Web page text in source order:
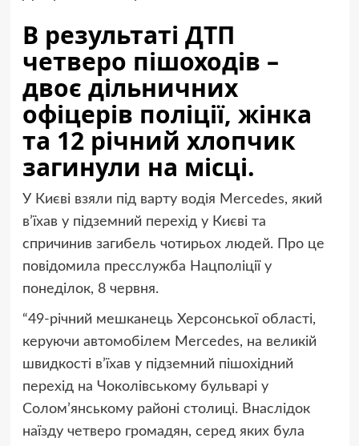
В результаті ДТП
четверо пішоходів –
двоє дільничних
офіцерів поліції, жінка
та 12 річний хлопчик
загинули на місці.
У Києві взяли під варту водія Mercedes, який
в’їхав у підземний перехід у Києві та
спричинив загибель чотирьох людей. Про це
повідомила пресслужба Нацполіції у
понеділок, 8 червня.
“49-річний мешканець Херсонської області,
керуючи автомобілем Mercedes, на великій
швидкості в’їхав у підземний пішохідний
перехід на Чоколівському бульварі у
Солом’янському районі столиці. Внаслідок
наїзду четверо громадян, серед яких була